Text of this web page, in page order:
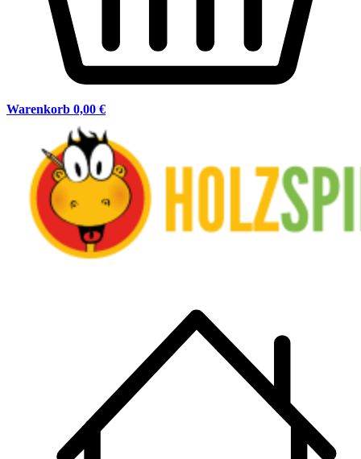
Warenkorb 0,00 €